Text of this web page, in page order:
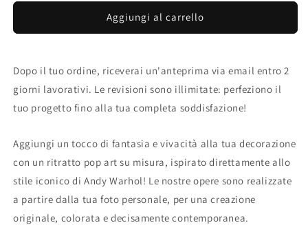
Aggiungi al carrello
Dopo il tuo ordine, riceverai un'anteprima via email entro 2
giorni lavorativi. Le revisioni sono illimitate: perfeziono il
tuo progetto fino alla tua completa soddisfazione!
Aggiungi un tocco di fantasia e vivacità alla tua decorazione
con un ritratto pop art su misura, ispirato direttamente allo
stile iconico di Andy Warhol! Le nostre opere sono realizzate
a partire dalla tua foto personale, per una creazione
originale, colorata e decisamente contemporanea.